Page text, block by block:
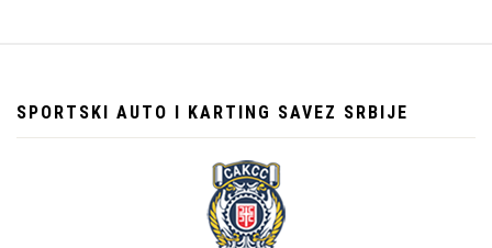
SPORTSKI AUTO I KARTING SAVEZ SRBIJE